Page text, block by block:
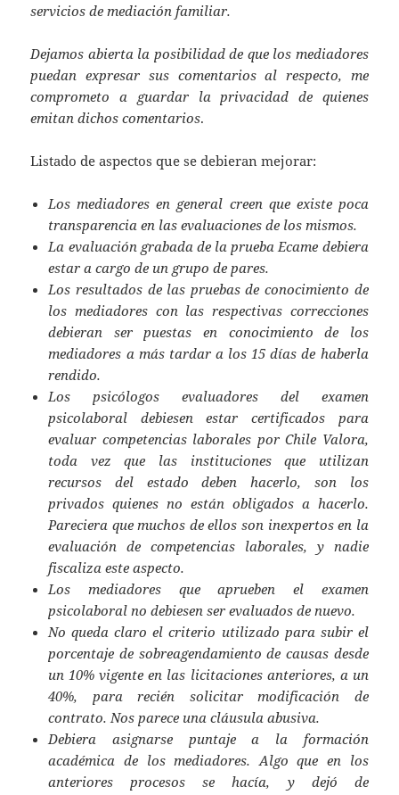
servicios de mediación familiar.
Dejamos abierta la posibilidad de que los mediadores
puedan expresar sus comentarios al respecto, me
comprometo a guardar la privacidad de quienes
emitan dichos comentarios.
Listado de aspectos que se debieran mejorar:
Los mediadores en general creen que existe poca
transparencia en las evaluaciones de los mismos.
La evaluación grabada de la prueba Ecame debiera
estar a cargo de un grupo de pares.
Los resultados de las pruebas de conocimiento de
los mediadores con las respectivas correcciones
debieran ser puestas en conocimiento de los
mediadores a más tardar a los 15 días de haberla
rendido.
Los psicólogos evaluadores del examen
psicolaboral debiesen estar certificados para
evaluar competencias laborales por Chile Valora,
toda vez que las instituciones que utilizan
recursos del estado deben hacerlo, son los
privados quienes no están obligados a hacerlo.
Pareciera que muchos de ellos son inexpertos en la
evaluación de competencias laborales, y nadie
fiscaliza este aspecto.
Los mediadores que aprueben el examen
psicolaboral no debiesen ser evaluados de nuevo.
No queda claro el criterio utilizado para subir el
porcentaje de sobreagendamiento de causas desde
un 10% vigente en las licitaciones anteriores, a un
40%, para recién solicitar modificación de
contrato. Nos parece una cláusula abusiva.
Debiera asignarse puntaje a la formación
académica de los mediadores. Algo que en los
anteriores procesos se hacía, y dejó de